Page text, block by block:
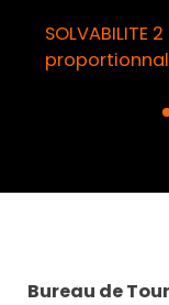
de
Bureau de